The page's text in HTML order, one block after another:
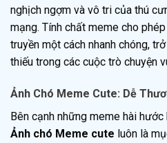
nghịch ngợm và vô tri của thú
mạng. Tính chất meme cho
truyền một cách nhanh chóng,
thiếu trong các cuộc trò chuyện
Ảnh Chó Meme Cute: Dễ
Bên cạnh những meme hài
Ảnh chó Meme cute luôn là